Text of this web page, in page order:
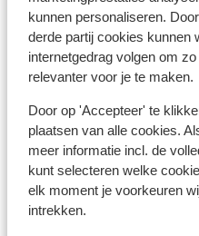
kunnen personaliseren.
derde partij cookies kunnen
internetgedrag volgen om
relevanter voor je te maken.
Door op 'Accepteer' te
plaatsen van alle cookies.
meer informatie incl. de
kunt selecteren welke
elk moment je voorkeuren
intrekken.
Résidence Les Chalets
Voordeeltarief
Résidence P&V Le
Résidence Les Chalets